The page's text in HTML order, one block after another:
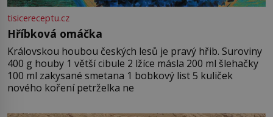
tisicereceptu.cz
Hříbková omáčka
Královskou houbou českých lesů je pravý hřib. Suroviny
400 g houby 1 větší cibule 2 lžíce másla 200 ml šlehačky
100 ml zakysané smetana 1 bobkový list 5 kuliček
nového koření petrželka ne